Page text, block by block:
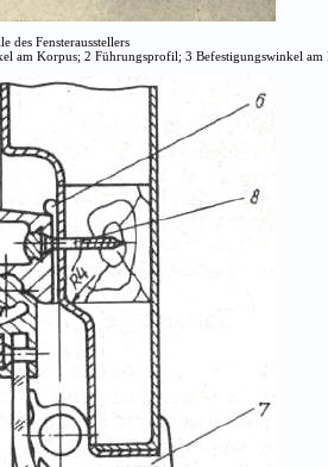
des Fensterausstellers
am Korpus; 2 Führungsprofil; 3 Befestigungswinkel